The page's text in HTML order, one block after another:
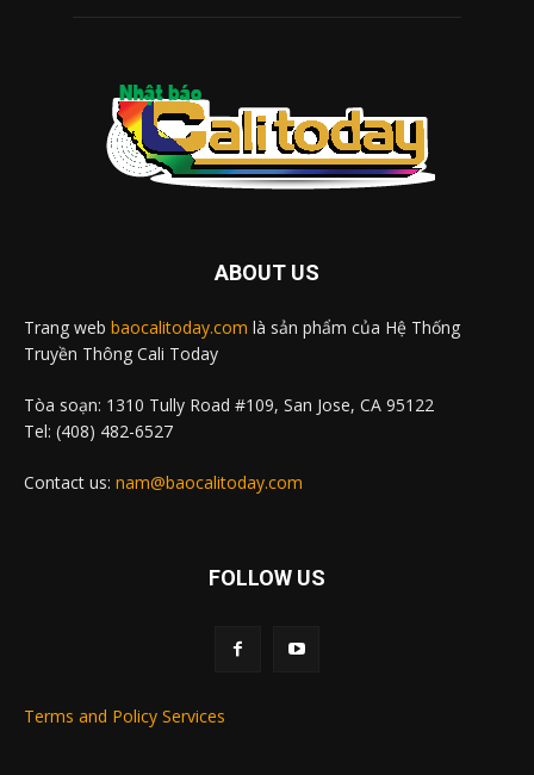
ABOUT US
Trang web baocalitoday.com là sản phẩm của Hệ Thống
Truyền Thông Cali Today
Tòa soạn: 1310 Tully Road #109, San Jose, CA 95122
Tel: (408) 482-6527
Contact us: nam@baocalitoday.com
FOLLOW US
Terms and Policy Services